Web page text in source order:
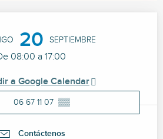
20 SEPTIEMBRE
08:00 a 17:00
a Google Calendar
06 67 11 07 ▒▒
Contáctenos